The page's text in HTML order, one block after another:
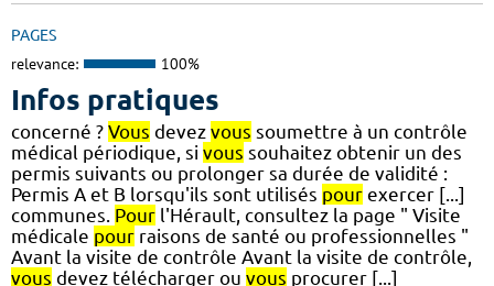
PAGES
relevance: 100%
Infos pratiques
concerné ? Vous devez vous soumettre à un contrôle
médical périodique, si vous souhaitez obtenir un des
permis suivants ou prolonger sa durée de validité :
Permis A et B lorsqu'ils sont utilisés pour exercer [...]
communes. Pour l'Hérault, consultez la page " Visite
médicale pour raisons de santé ou professionnelles "
Avant la visite de contrôle Avant la visite de contrôle,
vous devez télécharger ou vous procurer [...]